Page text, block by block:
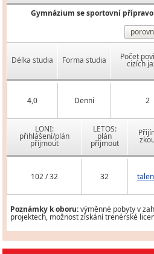
Gymnázium se sportovní
Délka studia Forma studia Počet
cizích
4,0 Denní 2
LONI:
přihlášení/plán
přijmout
LETOS:
plán
přijmout
102 / 32 32
Poznámky k oboru:výměnné pobyty v
projektech, možnost získání trenérské